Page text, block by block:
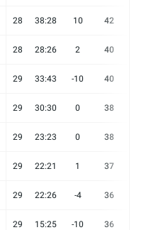
28 38:28 10 42
28 28:26 2 40
29 33:43 -10 40
29 30:30 0 38
29 23:23 0 38
29 22:21 1 37
29 22:26 -4 36
29 15:25 -10 36